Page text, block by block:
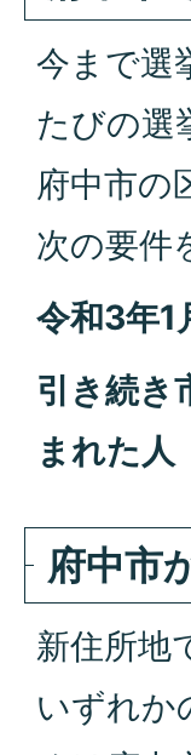
今まで選
たびの選
府中市の
次の要件
令和3年1
引き続き
まれた人
府中市
新住所地
いずれか